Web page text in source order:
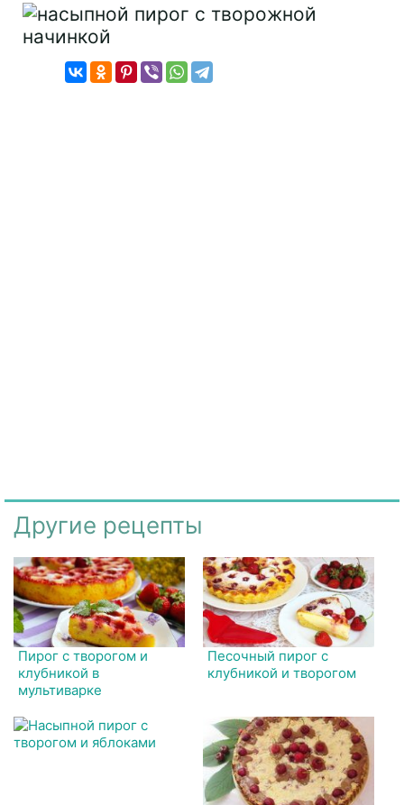
Другие рецепты
Пирог с творогом и
клубникой в
мультиварке
Песочный пирог с
клубникой и творогом